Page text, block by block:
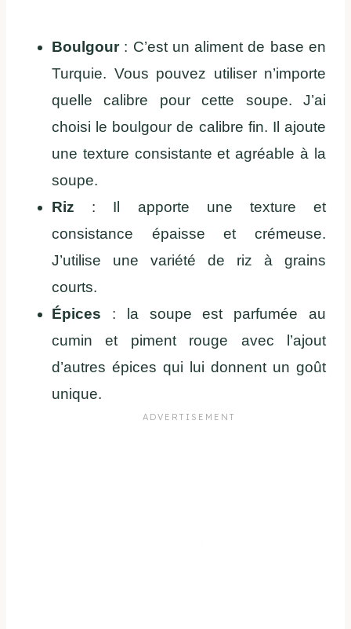
Boulgour: C’est un aliment de base en
Turquie. Vous pouvez utiliser n’importe
quelle calibre pour cette soupe. J’ai
choisi le boulgour de calibre fin. Il ajoute
une texture consistante et agréable à la
soupe.
Riz : Il apporte une texture et
consistance épaisse et crémeuse.
J’utilise une variété de riz à grains
courts.
Épices : la soupe est parfumée au
cumin et piment rouge avec l’ajout
d’autres épices qui lui donnent un goût
unique.